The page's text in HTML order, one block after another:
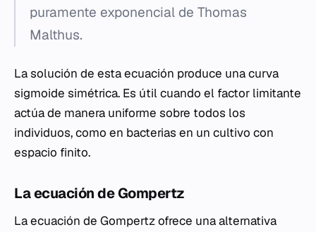
puramente exponencial de Thomas
Malthus.
La solución de esta ecuación produce una curva
sigmoide simétrica. Es útil cuando el factor limitante
actúa de manera uniforme sobre todos los
individuos, como en bacterias en un cultivo con
espacio finito.
La ecuación de Gompertz
La ecuación de Gompertz ofrece una alternativa